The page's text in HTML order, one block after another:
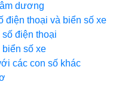
dương
điện thoại và biển số xe
điện thoại
biển số xe
các con số khác